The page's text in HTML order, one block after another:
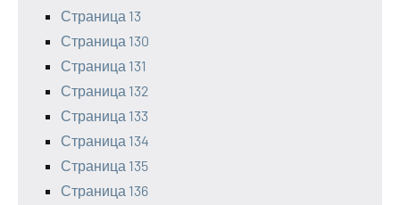
Страница 13
Страница 130
Страница 131
Страница 132
Страница 133
Страница 134
Страница 135
Страница 136